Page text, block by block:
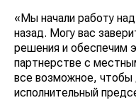
«Мы начали работу
назад. Могу вас
решения и обеспечим
партнерстве с
все возможное, чтобы
исполнительный